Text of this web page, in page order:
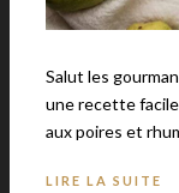
Salut les
une recette
aux poires et
LIRE LA SUITE